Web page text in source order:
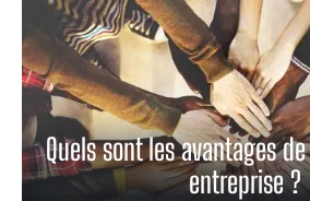
Quels sont les avantages
entreprise ?